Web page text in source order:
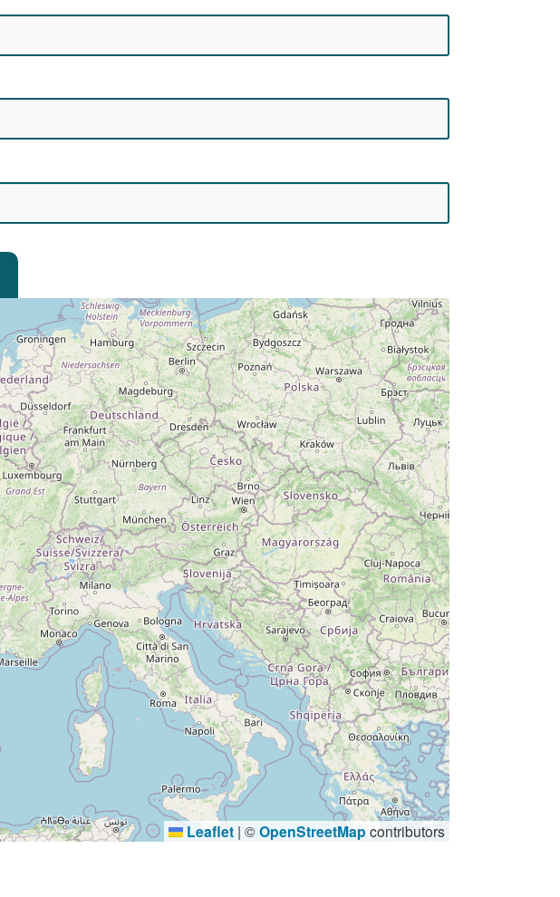
Leaflet | ©OpenStreetMap contributors